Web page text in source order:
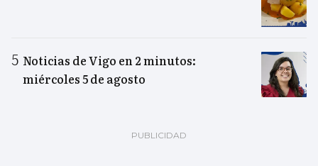
Noticias de Vigo en 2 minutos:
miércoles 5 de agosto